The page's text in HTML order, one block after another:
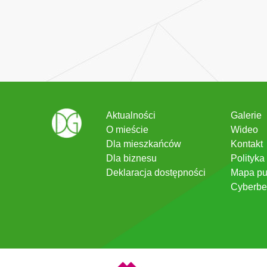
Aktualności
O mieście
Dla mieszkańców
Dla biznesu
Deklaracja dostępności
Galerie
Wideo
Kontakt
Mapa